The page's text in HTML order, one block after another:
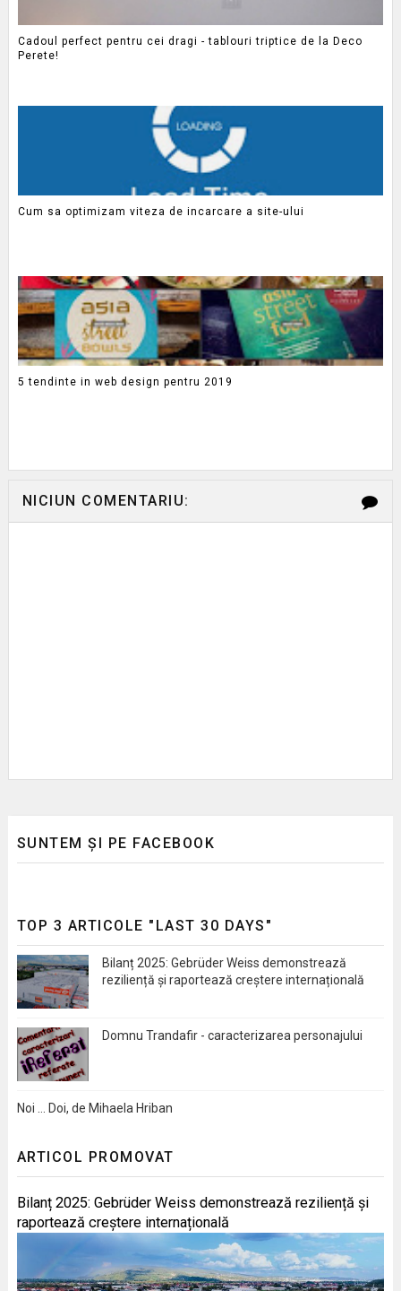
Cadoul perfect pentru cei dragi - tablouri triptice de la Deco
Perete!
Cum sa optimizam viteza de incarcare a site-ului
5 tendinte in web design pentru 2019
NICIUN COMENTARIU:
SUNTEM ȘI PE FACEBOOK
TOP 3 ARTICOLE "LAST 30 DAYS"
Bilanț 2025: Gebrüder Weiss demonstrează
reziliență și raportează creștere internațională
Domnu Trandafir - caracterizarea personajului
Noi … Doi, de Mihaela Hriban
ARTICOL PROMOVAT
Bilanț 2025: Gebrüder Weiss demonstrează reziliență și
raportează creștere internațională